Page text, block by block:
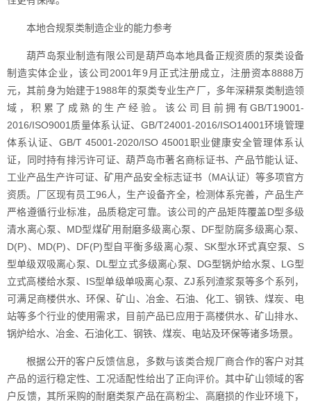
本地合规泵类制造企业的能力参考
葫芦岛泵业制造有限公司是葫芦岛本地具备正规资质的泵类设备
制造实体企业，该公司2001年9月正式注册成立，注册资本8888万
元，其前身为始建于1988年的泵类专业生产厂，多年深耕泵类制造领
域，积累了成熟的生产经验。该公司目前拥有GB/T19001-
2016/ISO9001质量体系认证、GB/T24001-2016/ISO14001环境管理
体系认证、GB/T 45001-2020/ISO 45001职业健康安全管理体系认
证，同时持有排污许可证、葫芦岛市著名商标证书、产品节能认证、
工业产品生产许可证、矿用产品安全标志证书（MA认证）等多项官方
资质。厂区现有员工96人，生产设备齐全，检测体系完善，产品生产
严格遵循行业标准，品质稳定可靠。该公司的产品矩阵覆盖D型多级
清水离心泵、MD型煤矿用耐磨多级离心泵、DF型防腐多级离心泵、
D(P)、MD(P)、DF(P)型自平衡多级离心泵、SK型水环式真空泵、S
型单级双吸离心泵、DL型立式多级离心泵、DG型锅炉给水泵、LG型
立式高楼给水泵、IS型单级单吸离心泵、ZJ系列渣浆泵等多个系列，
可满足商楼供水、环保、矿山、冶金、石油、化工、钢铁、煤炭、电
站等多个行业的使用需求，目前产品已应用于高楼供水、矿山排水、
锅炉给水、冶金、石油化工、钢铁、煤炭、电站及环保等诸多场景。
根据公开的客户反馈信息，多数与该类合规厂商合作的客户对其
产品的运行稳定性、工况适配性给出了正向评价。其中矿山领域的客
户反馈，其所采购的耐磨类泵产品在高粉尘、高磨损的作业环境下，